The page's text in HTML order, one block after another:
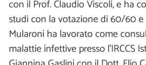
con il Prof. Claudio Viscoli, e ha
studi con la votazione di 60/60 e
Mularoni ha lavorato come
malattie infettive presso l'IRCCS